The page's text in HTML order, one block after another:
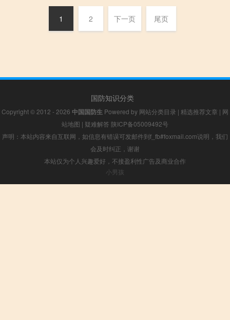
1 2 下一页 尾页
国防知识分类
Copyright © 2012 - 2026 中国国防生 Powered by 网站分类目录 | 精选推荐文章 | 网
站地图 | 疑难解答 陕ICP备05009492号
声明：本站内容来自互联网，如信息有错误可发邮件到f_fb#foxmail.com说明，我们
会及时纠正，谢谢
本站仅为个人兴趣爱好，不接盈利性广告及商业合作
小男孩